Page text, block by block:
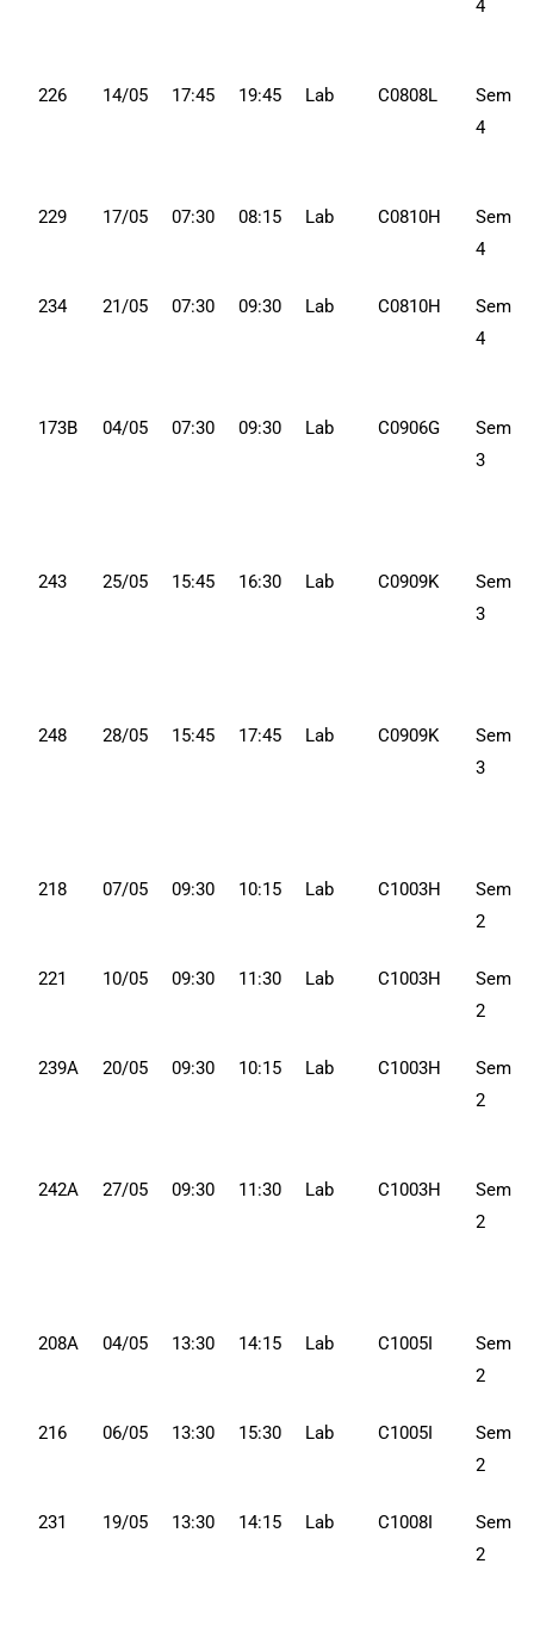
4
226 14/05 17:45 19:45 Lab C0808L
Sem
4
229 17/05 07:30 08:15 Lab C0810H
Sem
4
234 21/05 07:30 09:30 Lab C0810H
Sem
4
173B 04/05 07:30 09:30 Lab C0906G
Sem
3
243 25/05 15:45 16:30 Lab C0909K
Sem
3
248 28/05 15:45 17:45 Lab C0909K
Sem
3
218 07/05 09:30 10:15 Lab C1003H
Sem
2
221 10/05 09:30 11:30 Lab C1003H
Sem
2
239A 20/05 09:30 10:15 Lab C1003H
Sem
2
242A 27/05 09:30 11:30 Lab C1003H
Sem
2
208A 04/05 13:30 14:15 Lab C1005I
Sem
2
216 06/05 13:30 15:30 Lab C1005I
Sem
2
231 19/05 13:30 14:15 Lab C1008I
Sem
2